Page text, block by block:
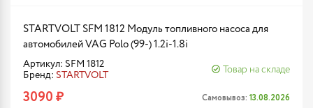
STARTVOLT SFM 1812 Модуль топливного насоса для
автомобилей VAG Polo (99-) 1.2i-1.8i
Артикул: SFM 1812
Бренд: STARTVOLT
Товар на складе
3090 ₽ Самовывоз: 13.08.2026